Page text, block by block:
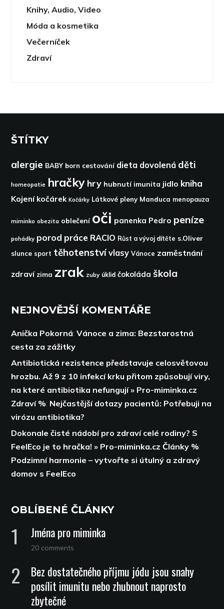
Knihy, Audio, Video
Móda a kosmetika
Večerníček
Zdraví
ŠTÍTKY
alergie BABY born cestování dieta dovolená děti
homeopatie hračky hry hubnutí imunita jidlo kniha
Kojení kočárek Kočárky Látkové pleny Manduca menopauza
miminko obezita oblečení oči panenka Pedro peníze
pohádky porod práce RACIO Růst a vývoj dítěte s.Oliver
slunce sport těhotenství vlasy Vánoce zaměstnání
zdraví zima zrak zuby úklid čokoláda škola
NEJNOVĚJŠÍ KOMENTÁŘE
Anička Pokorná:Vánoce a zima: Bezstarostná
cesta za zážitky
Antibiotická rezistence představuje celosvětovou
hrozbu. Až 9 z 10 infekcí krku přitom způsobují viry,
na které antibiotika nefungují » Pro-miminka.cz
Zdraví %: Nejčastější dotazy pacientů: Potřebuji na
virózu antibiotika?
Dokonale čisté nádobí pro zdraví celé rodiny? S
FeelEco je to hračka! » Pro-miminka.cz Články %:
Podzimní harmonie – vytvořte si útulný a zdravý
domov s FeelEco
OBLÍBENÉ ČLÁNKY
Jména pro miminka
20 comments
Bez dostatečného příjmu jódu jsou snahy
posílit imunitu nebo zhubnout naprosto
zbytečné